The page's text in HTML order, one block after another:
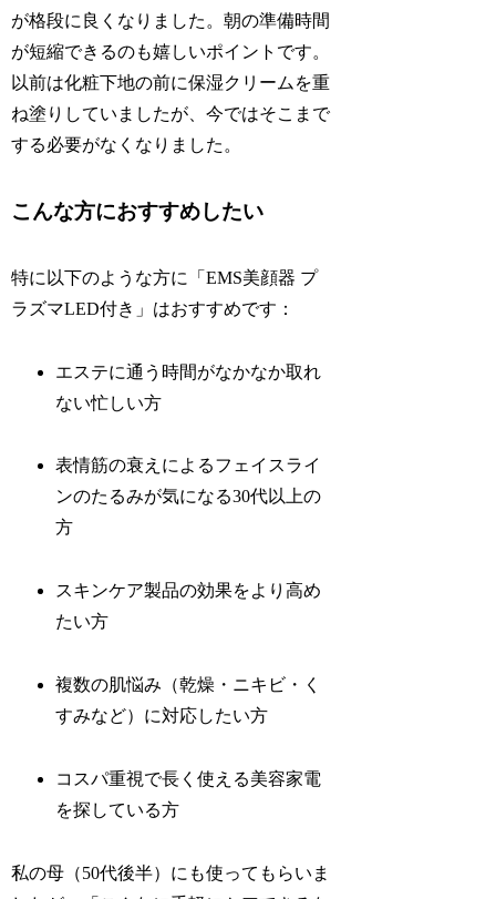
が格段に良くなりました。朝の準備時間
が短縮できるのも嬉しいポイントです。
以前は化粧下地の前に保湿クリームを重
ね塗りしていましたが、今ではそこまで
する必要がなくなりました。
こんな方におすすめしたい
特に以下のような方に「EMS美顔器 プ
ラズマLED付き」はおすすめです：
エステに通う時間がなかなか取れ
ない忙しい方
表情筋の衰えによるフェイスライ
ンのたるみが気になる30代以上の
方
スキンケア製品の効果をより高め
たい方
複数の肌悩み（乾燥・ニキビ・く
すみなど）に対応したい方
コスパ重視で長く使える美容家電
を探している方
私の母（50代後半）にも使ってもらいま